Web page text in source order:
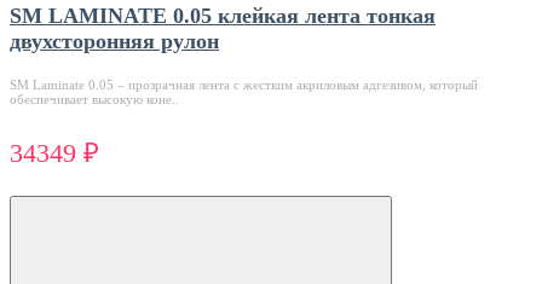
SM LAMINATE 0.05 клейкая лента тонкая
двухсторонняя рулон
SM Laminate 0.05 – прозрачная лента с жестким акриловым адгезивом, который
обеспечивает высокую коне..
34349 ₽